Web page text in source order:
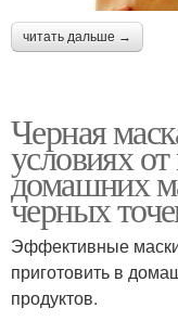
Маска против
читать дальше →
Черная
условиях
домашних
черных
Эффективные
приготовить в
продуктов.